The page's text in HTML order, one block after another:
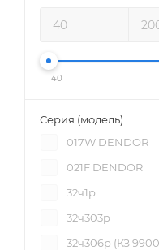
40
Серия (модель)
017W DENDOR
021F DENDOR
32ч1р
32ч303р
32ч306р (КЗ